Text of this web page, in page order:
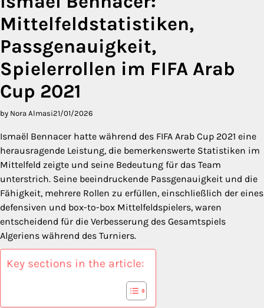
Mittelfeldstatistiken,
Passgenauigkeit,
Spielerrollen im FIFA Arab
Cup 2021
by Nora Almasi21/01/2026
Ismaël Bennacer hatte während des FIFA Arab Cup 2021 eine
herausragende Leistung, die bemerkenswerte Statistiken im
Mittelfeld zeigte und seine Bedeutung für das Team
unterstrich. Seine beeindruckende Passgenauigkeit und die
Fähigkeit, mehrere Rollen zu erfüllen, einschließlich der eines
defensiven und box-to-box Mittelfeldspielers, waren
entscheidend für die Verbesserung des Gesamtspiels
Algeriens während des Turniers.
Key sections in the article: